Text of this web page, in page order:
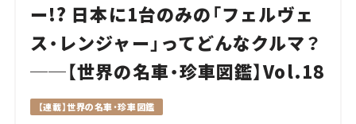
ー!? 日本に1台のみの「フェルヴェ
ス・レンジャー」ってどんなクルマ？
──【世界の名車・珍車図鑑】Vol.18
【連載】世界の名車・珍車図鑑
Traffic
Special
Series